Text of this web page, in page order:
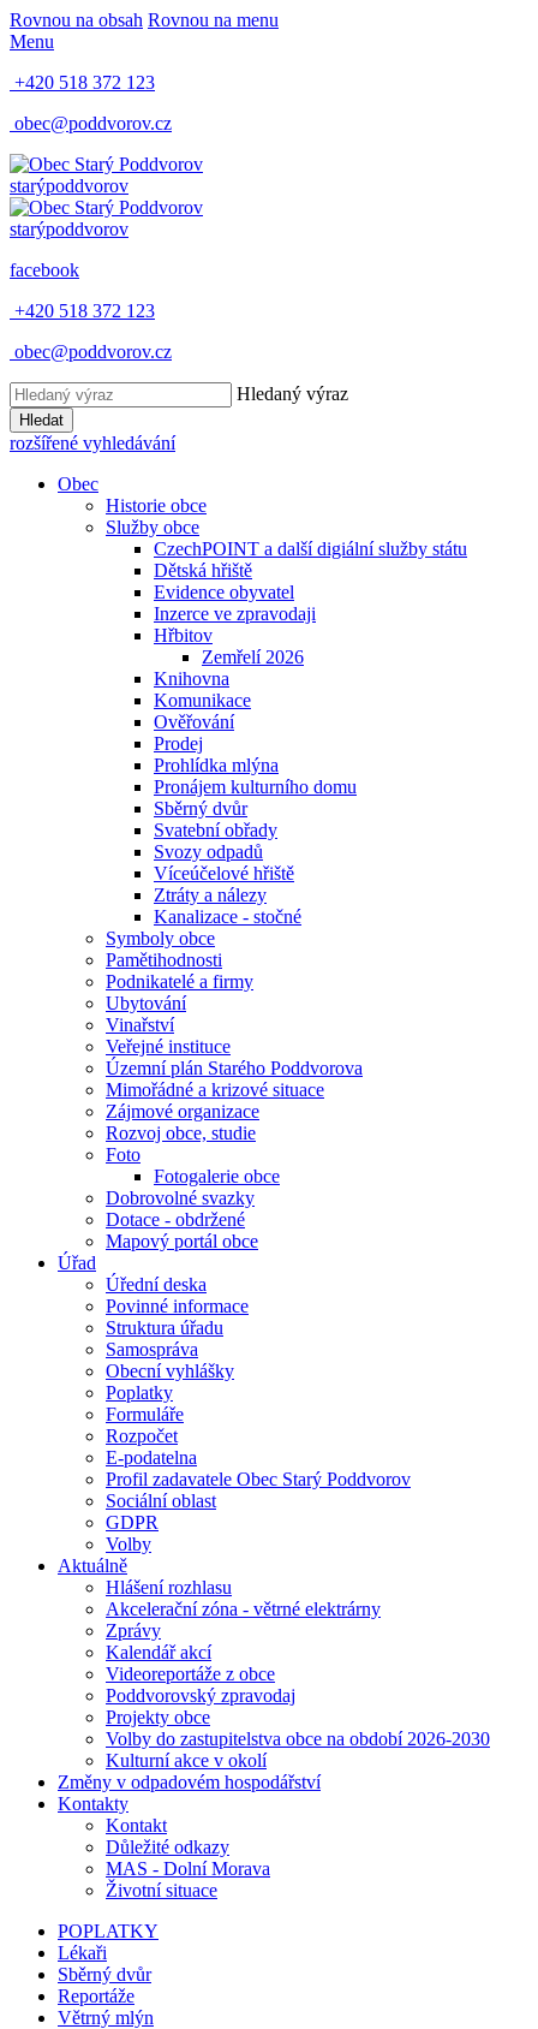
Rovnou na obsah Rovnou na menu
Menu
+420 518 372 123
obec@poddvorov.cz
starýpoddvorov
starýpoddvorov
facebook
+420 518 372 123
obec@poddvorov.cz
Hledaný výraz
Hledat
rozšířené vyhledávání
Obec
Historie obce
Služby obce
CzechPOINT a další digiální služby státu
Dětská hřiště
Evidence obyvatel
Inzerce ve zpravodaji
Hřbitov
Zemřelí 2026
Knihovna
Komunikace
Ověřování
Prodej
Prohlídka mlýna
Pronájem kulturního domu
Sběrný dvůr
Svatební obřady
Svozy odpadů
Víceúčelové hřiště
Ztráty a nálezy
Kanalizace - stočné
Symboly obce
Pamětihodnosti
Podnikatelé a firmy
Ubytování
Vinařství
Veřejné instituce
Územní plán Starého Poddvorova
Mimořádné a krizové situace
Zájmové organizace
Rozvoj obce, studie
Foto
Fotogalerie obce
Dobrovolné svazky
Dotace - obdržené
Mapový portál obce
Úřad
Úřední deska
Povinné informace
Struktura úřadu
Samospráva
Obecní vyhlášky
Poplatky
Formuláře
Rozpočet
E-podatelna
Profil zadavatele Obec Starý Poddvorov
Sociální oblast
GDPR
Volby
Aktuálně
Hlášení rozhlasu
Akcelerační zóna - větrné elektrárny
Zprávy
Kalendář akcí
Videoreportáže z obce
Poddvorovský zpravodaj
Projekty obce
Volby do zastupitelstva obce na období 2026-2030
Kulturní akce v okolí
Změny v odpadovém hospodářství
Kontakty
Kontakt
Důležité odkazy
MAS - Dolní Morava
Životní situace
POPLATKY
Lékaři
Sběrný dvůr
Reportáže
Větrný mlýn